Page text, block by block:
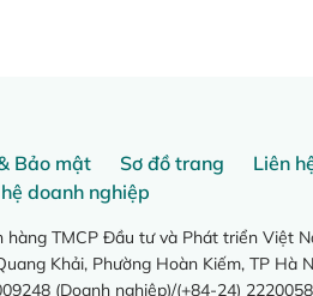
Bảo mật Sơ đồ trang
Liên
doanh nghiệp
TMCP Đầu tư và Phát triển Việt
Khải, Phường Hoàn Kiếm, TP Hà
(Doanh nghiệp)/(+84-24)